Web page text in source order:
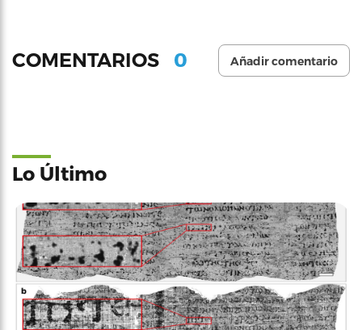
COMENTARIOS 0 Añadir comentario
Lo Último